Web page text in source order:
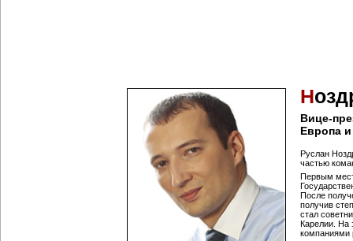
Н
Вице-
Европа
Руслан
частью
Первым
После
получив
стал
Карелии. На
компаниями